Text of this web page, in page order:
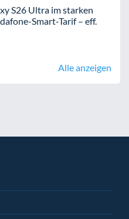
S26 Ultra im starken
Smart-Tarif – eff.
Alle anzeigen